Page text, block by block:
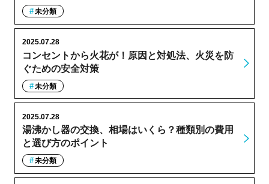
未分類
コンセントから火花が！原因と対処法、火災を防
ぐための安全対策
2025.07.28
未分類
湯沸かし器の交換、相場はいくら？種類別の費用
と選び方のポイント
2025.07.28
未分類